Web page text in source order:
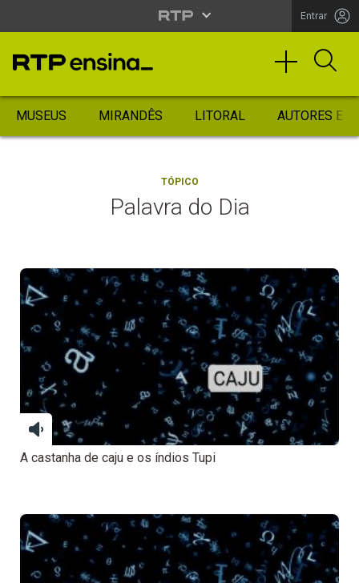
Entrar
MUSEUS MIRANDÊS LITORAL AUTORES
TÓPICO
Palavra do Dia
A castanha de caju e os índios Tupi